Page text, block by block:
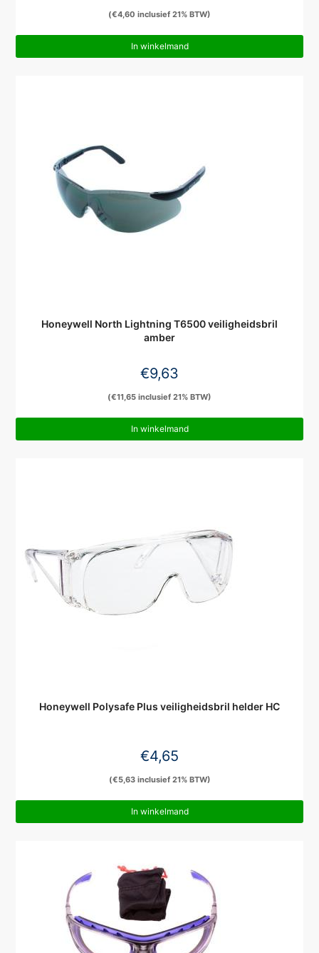
(€4,60 inclusief 21% BTW)
In winkelmand
Honeywell North Lightning T6500 veiligheidsbril
amber
€9,63
(€11,65 inclusief 21% BTW)
In winkelmand
Honeywell Polysafe Plus veiligheidsbril helder HC
€4,65
(€5,63inclusief 21% BTW)
In winkelmand